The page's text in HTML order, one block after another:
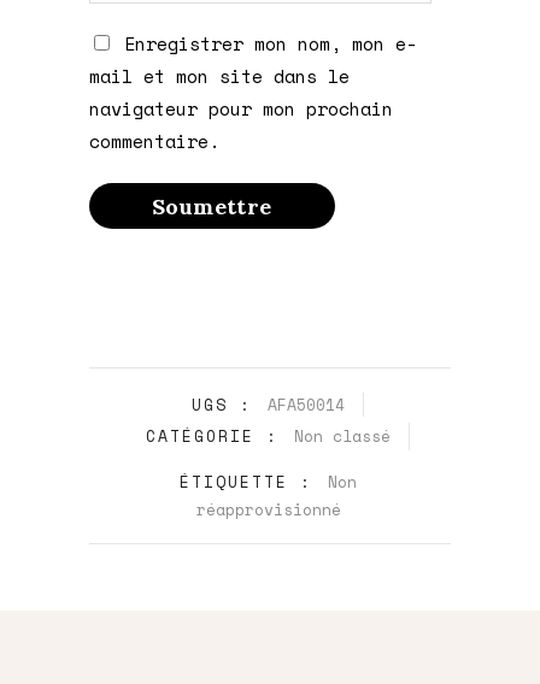
Enregistrer mon nom, mon e-
mail et mon site dans le
navigateur pour mon prochain
commentaire.
UGS :
AFA50014
CATÉGORIE :
Non classé
ÉTIQUETTE :
Non
réapprovisionné